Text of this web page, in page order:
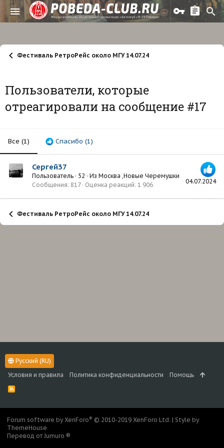
Фестиваль РетроРейс около МГУ 14.07.24
Пользователи, которые
отреагировали на сообщение #17
Все (1) Спасибо (1)
04.07.2024
Сергей37
Пользователь · 52 · Из Москва ,Новые Черемушки
Сообщения 817 Оценка реакций 1 906
Фестиваль РетроРейс около МГУ 14.07.24
Русский (RU)
Условия и правила
Политика конфиденциальности Помощь
R
S
Forum software by XenForo® © 2010-2019 XenForo Ltd. | Style by
ThemeHouse
Перевод от Jumuro ®